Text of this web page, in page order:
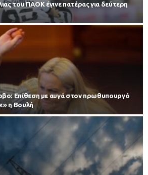
του ΠΑΟΚ έγινε πατέρας για δεύτερη
Επίθεση με αυγά στον πρωθυπουργό
η Βουλή